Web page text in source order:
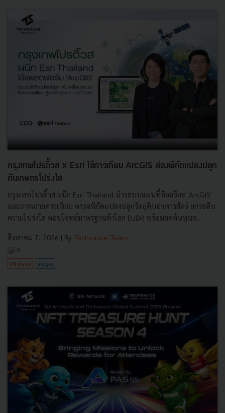
กรุงเทพโปรดิ๊วส x Esri ใช้ดาวเทียม ArcGIS ส่องพิกัดแปลงปลูก
ดันเกษตรโปร่งใส
กรุงเทพโปรดิ๊วส ผนึก Esri Thailand นำระบบแผนที่อัจฉริยะ 'ArcGIS'
และภาพถ่ายดาวเทียม ตรวจพิกัดแปลงปลูกวัตถุดิบอาหารสัตว์ ยกระดับ
ความโปร่งใส ตอบโจทย์มาตรฐานค้าโลก EUDR พร้อมลดต้นทุนก...
สิงหาคม 7, 2026 | By Techsauce Team
0
PR News arcgis